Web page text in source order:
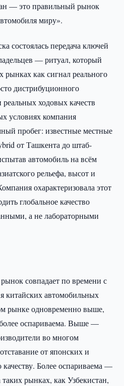
— это правильный рынок
миру».
состоялась передача ключей
— ритуал, который
рынках как сигнал реального
дистрибуционного
ходовых качеств
условиях компания
пробег: известные местные
от Ташкента до штаб-
автомобиль на всём
рельефа, высот и
охарактеризовала этот
глобальное качество
а не лабораторными
совпадает по времени с
китайских автомобильных
рынке одновременно выше,
оспариваема. Выше —
во многом
от японских и
Более оспариваема —
рынках, как Узбекистан,